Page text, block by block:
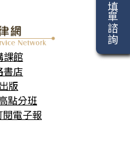
填單諮詢
課館
書店
版
點分班
閱電子報